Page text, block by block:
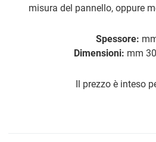
misura del pannello, oppure
Spessore:
Dimensioni: mm
Il prezzo è inteso